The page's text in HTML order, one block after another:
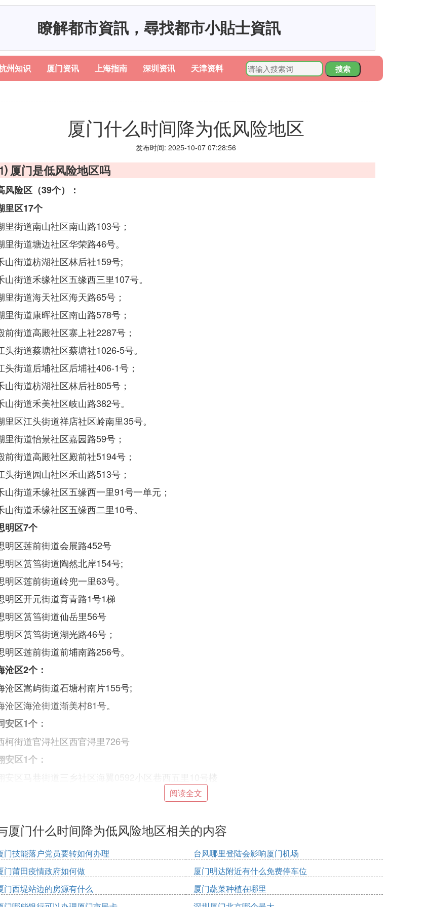
瞭解都市資訊，尋找都市小貼士資訊
州知识 厦门资讯 上海指南 深圳资讯 天津资料
搜索
厦门什么时间降为低风险地区
发布时间: 2025-10-07 07:28:56
厦门是低风险地区吗
风险区（39个）：
里区17个
里街道南山社区南山路103号；
里街道塘边社区华荣路46号。
山街道枋湖社区林后社159号;
山街道禾缘社区五缘西三里107号。
里街道海天社区海天路65号；
里街道康晖社区南山路578号；
前街道高殿社区寨上社2287号；
头街道蔡塘社区蔡塘社1026-5号。
头街道后埔社区后埔社406-1号；
山街道枋湖社区林后社805号；
山街道禾美社区岐山路382号。
里区江头街道祥店社区岭南里35号。
里街道怡景社区嘉园路59号；
前街道高殿社区殿前社5194号；
头街道园山社区禾山路513号；
山街道禾缘社区五缘西一里91号一单元；
山街道禾缘社区五缘西二里10号。
明区7个
明区莲前街道会展路452号
明区筼筜街道陶然北岸154号;
明区莲前街道岭兜一里63号。
明区开元街道育青路1号1梯
明区筼筜街道仙岳里56号
明区筼筜街道湖光路46号；
明区莲前街道前埔南路256号。
沧区2个：
沧区嵩屿街道石塘村南片155号;
沧区海沧街道渐美村81号。
安区1个：
柯街道官浔社区西官浔里726号
安区1个：
翔安区马巷街道三乡社区海翼0592小区巷西五里10号楼
美区侨英街道凤林中路78号
美区杏滨街道西滨社区山后张中路63号
美区灌口镇深青里508号；
美区灌口镇黄庄三里235号
美区侨英街道乐安西里55号;
阅读全文
厦门什么时间降为低风险地区相关的内容
门技能落户党员要转如何办理
台风哪里登陆会影响厦门机场
门莆田疫情政府如何做
厦门明达附近有什么免费停车位
门西堤站边的房源有什么
厦门蔬菜种植在哪里